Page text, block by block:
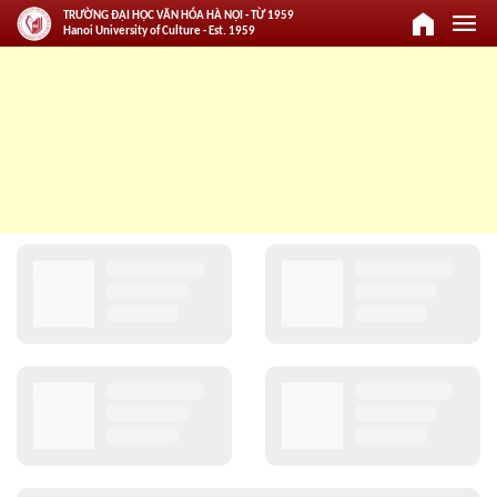
TRƯỜNG ĐẠI HỌC VĂN HÓA HÀ NỘI - TỪ 1959
Hanoi University of Culture - Est. 1959
home menu